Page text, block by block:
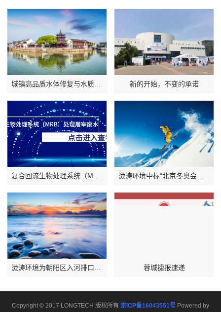
城镇高品质水体修复与水质保持技术研发与示范 新的开始，不变的承诺
复合回流生物处理系统（MRB）处理屠宰废水 泷涛环境中标“北京冬奥会场馆与基础设施运行和赛后阶段可持续性指南第三方服务机构采购项目”
泷涛环境为朝阳区入河排口精准溯源献计出力 蓉城捷报速递
Copyright © 2017 LONGTECH 版权所有 京ICP备16043551号 Powered by